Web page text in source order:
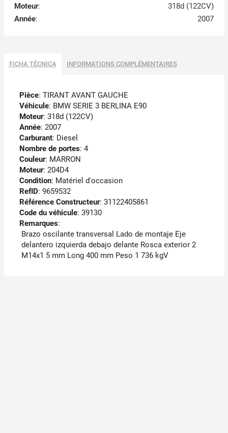
Moteur:
318d (122CV)
Année: 2007
FICHA TÉCNICA INFORMATIONS COMPLÉMENTAIRES
Pièce: TIRANT AVANT GAUCHE
Véhicule: BMW SERIE 3 BERLINA E90
Moteur: 318d (122CV)
Année: 2007
Carburant: Diesel
Nombre de portes: 4
Couleur: MARRON
Moteur: 204D4
Condition: Matériel d'occasion
RefID: 9659532
Référence Constructeur: 31122405861
Code du véhicule: 39130
Remarques:
Brazo oscilante transversal Lado de montaje Eje
delantero izquierda debajo delante Rosca exterior 2
M14x1 5 mm Long 400 mm Peso 1 736 kgV